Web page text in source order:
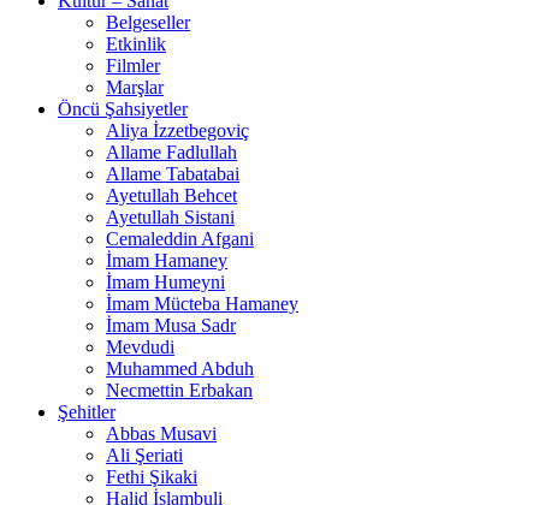
Belgeseller
Etkinlik
Filmler
Marşlar
Öncü Şahsiyetler
Aliya İzzetbegoviç
Allame Fadlullah
Allame Tabatabai
Ayetullah Behcet
Ayetullah Sistani
Cemaleddin Afgani
İmam Hamaney
İmam Humeyni
İmam Mücteba Hamaney
İmam Musa Sadr
Mevdudi
Muhammed Abduh
Necmettin Erbakan
Şehitler
Abbas Musavi
Ali Şeriati
Fethi Şikaki
Halid İslambuli